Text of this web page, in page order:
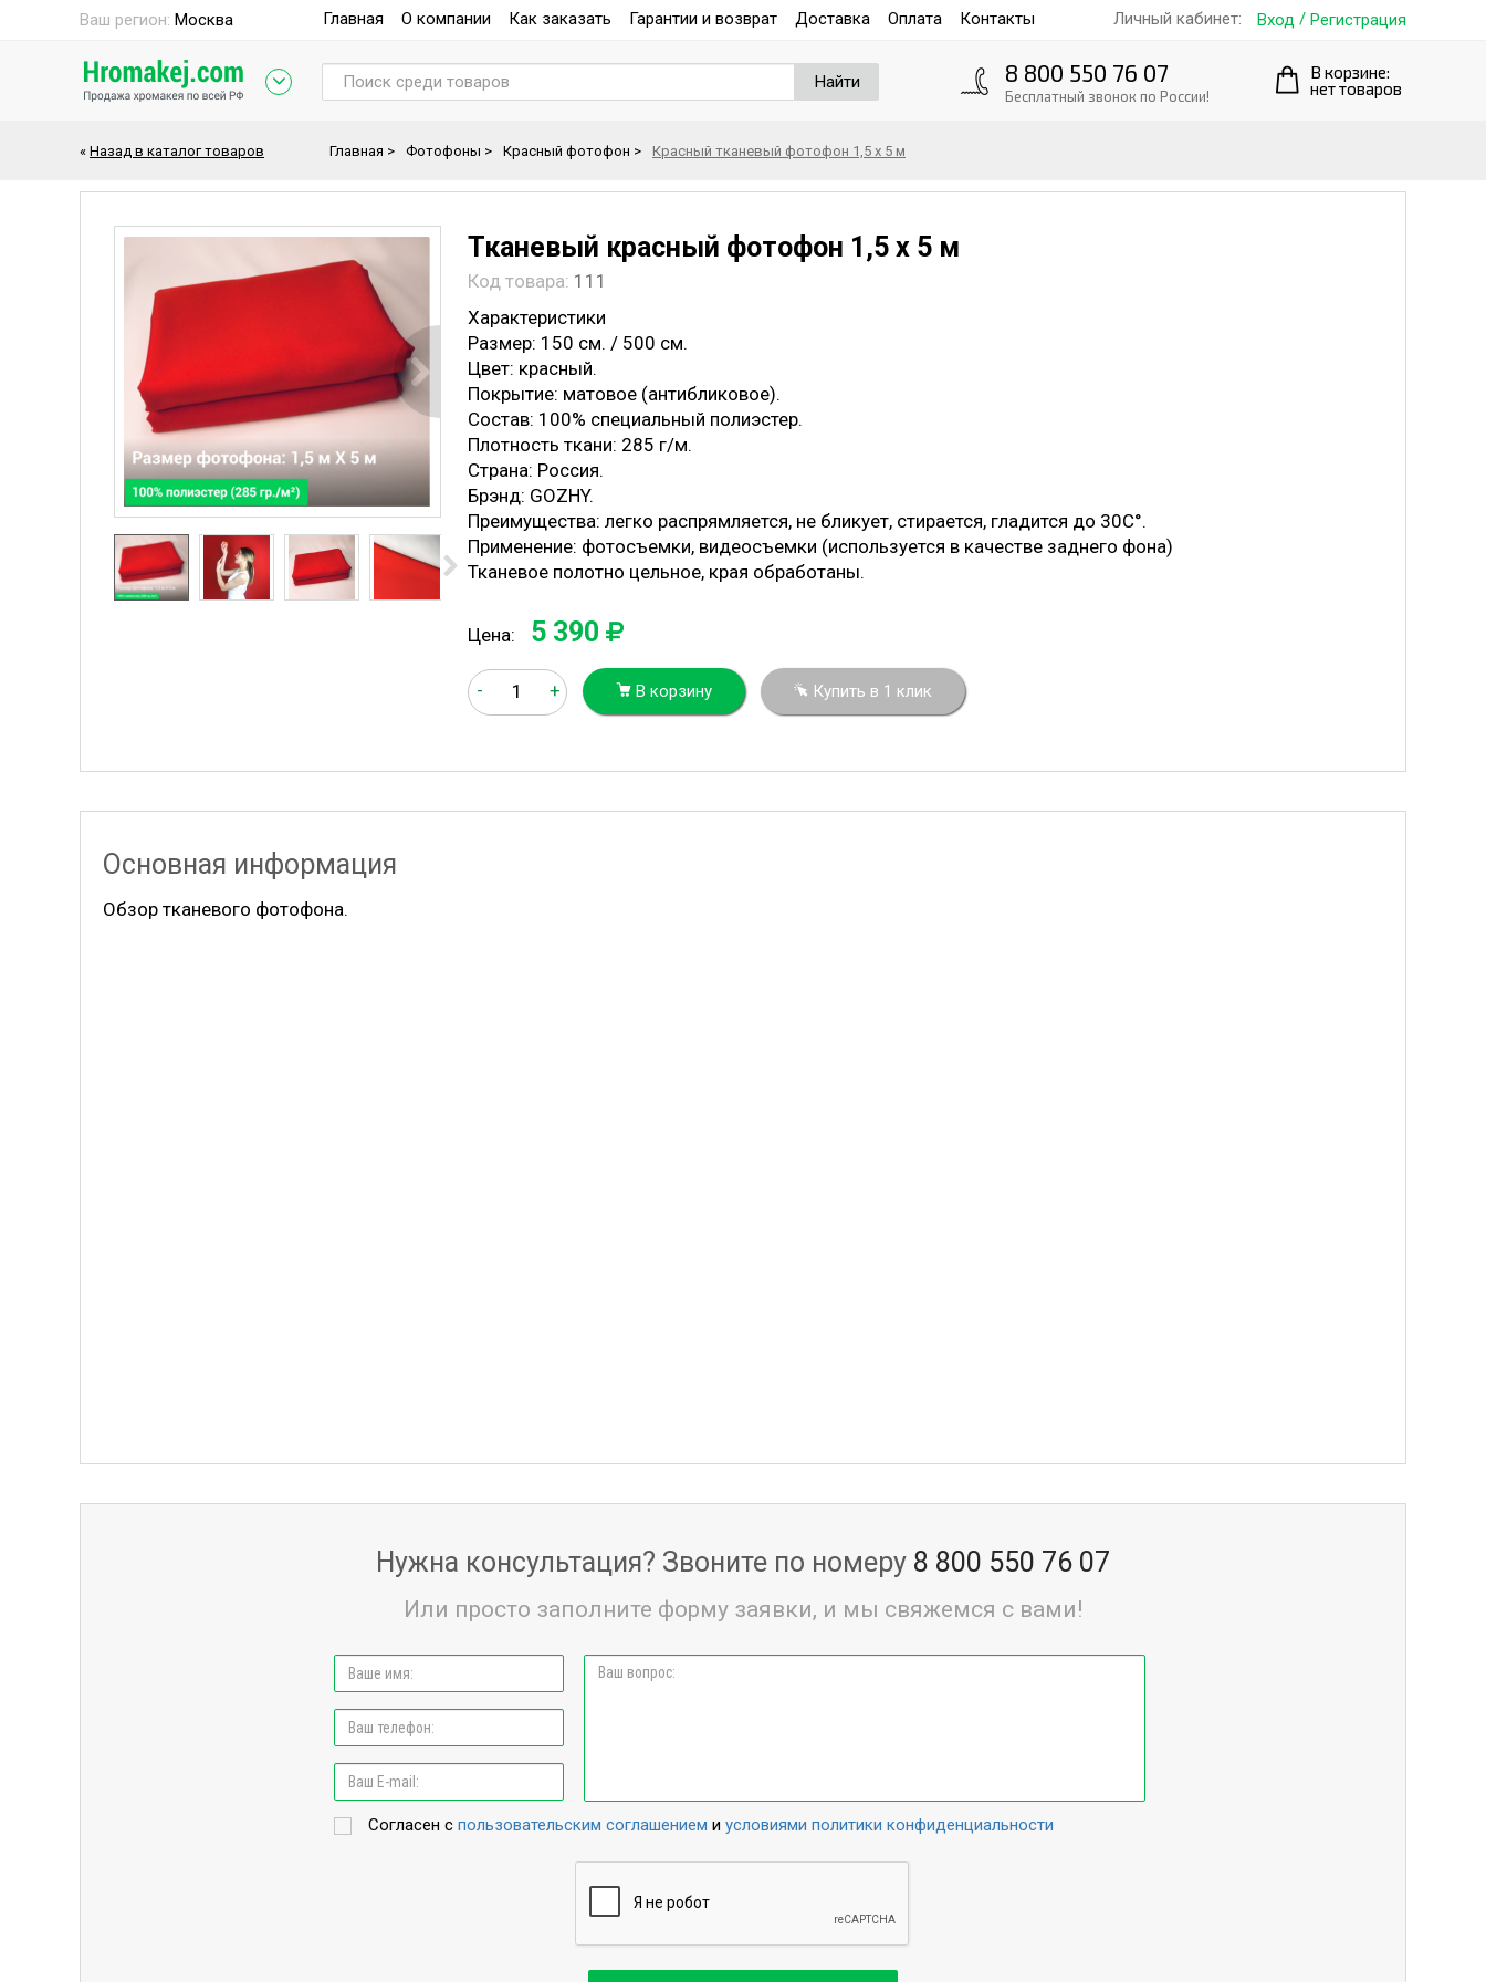
Ваш регион: Москва Главная О компании Как заказать Гарантии и возврат Доставка Оплата Контакты Личный кабинет: Вход / Регистрация
Найти 8 800 550 76 07
Бесплатный звонок по России!
В корзине:
нет товаров
« Назад в каталог товаров Главная > Фотофоны > Красный фотофон > Красный тканевый фотофон 1,5 х 5 м
Тканевый красный фотофон 1,5 х 5 м
Код товара: 111
Характеристики
Размер: 150 см. / 500 см.
Цвет: красный.
Покрытие: матовое (антибликовое).
Состав: 100% специальный полиэстер.
Плотность ткани: 285 г/м.
Страна: Россия.
Брэнд: GOZHY.
Преимущества: легко распрямляется, не бликует, стирается, гладится до 30С°.
Применение: фотосъемки, видеосъемки (используется в качестве заднего фона)
Тканевое полотно цельное, края обработаны.
Цена: 5 390
- + В корзину Купить в 1 клик
Основная информация
Обзор тканевого фотофона.
Нужна консультация? Звоните по номеру 8 800 550 76 07
Или просто заполните форму заявки, и мы свяжемся с вами!
Согласен с пользовательским соглашением и условиями политики конфиденциальности